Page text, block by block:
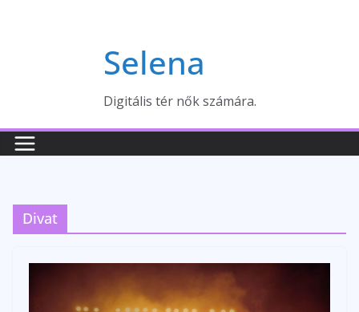
Selena
Digitális tér nők számára.
Divat